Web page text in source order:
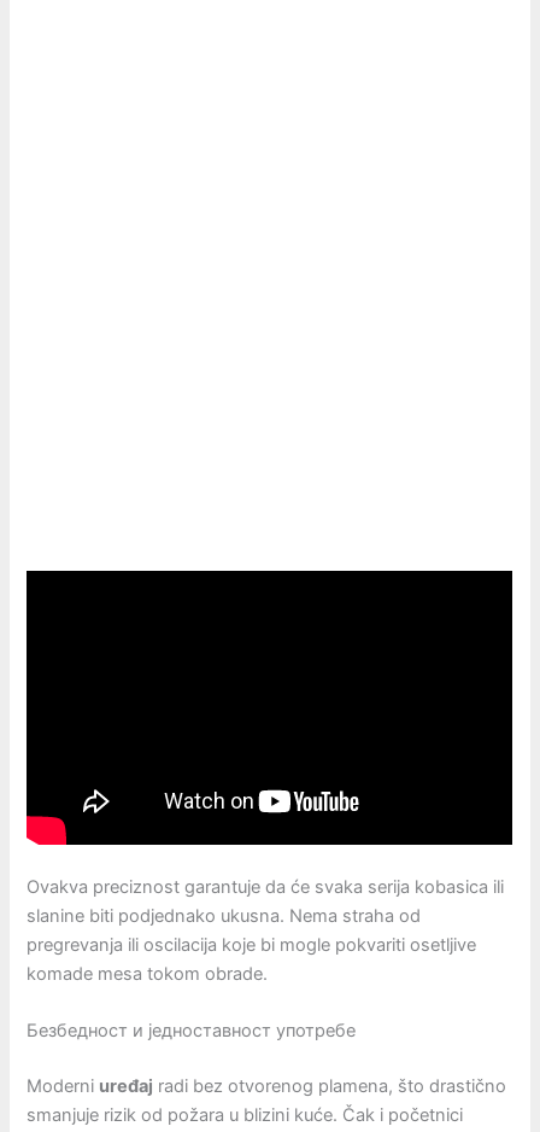
Ovakva preciznost garantuje da će svaka serija kobasica ili
slanine biti podjednako ukusna. Nema straha od
pregrevanja ili oscilacija koje bi mogle pokvariti osetljive
komade mesa tokom obrade.
Безбедност и једноставност употребе
Moderni uređaj radi bez otvorenog plamena, što drastično
smanjuje rizik od požara u blizini kuće. Čak i početnici